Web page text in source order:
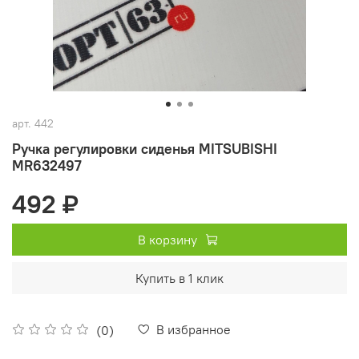
арт. 442
Ручка регулировки сиденья MITSUBISHI
MR632497
(0) В избранное
492 ₽
В корзину
Купить в 1 клик